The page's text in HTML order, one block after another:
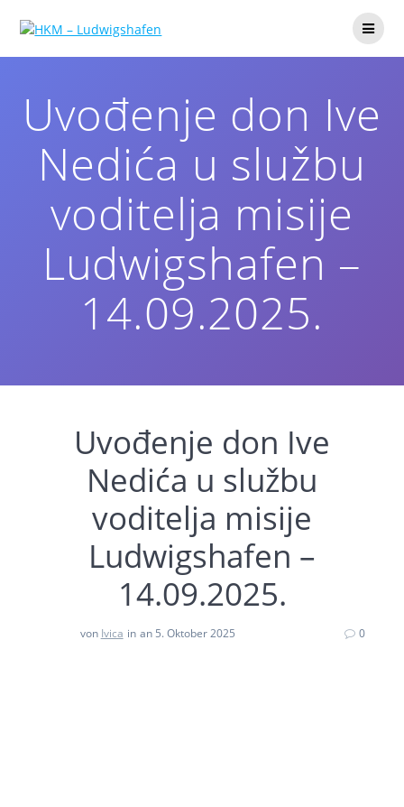
Uvođenje don Ive
Nedića u službu
voditelja misije
Ludwigshafen –
14.09.2025.
Uvođenje don Ive
Nedića u službu
voditelja misije
Ludwigshafen –
14.09.2025.
von Ivica in an 5. Oktober 2025 0